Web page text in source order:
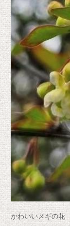
かわいいメギの花